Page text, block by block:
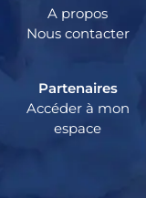
A propos
Nous contacter
Partenaires
Accéder à mon
espace